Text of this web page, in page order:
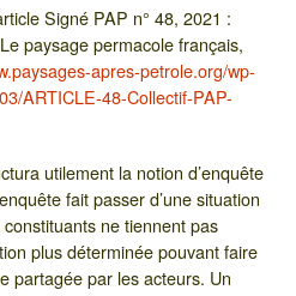
Signé PAP n° 48, 2021 :
paysage permacole français,
apres-petrole.org/wp-
ARTICLE-48-Collectif-PAP-
utilement la notion d’enquête
fait passer d’une situation
ne tiennent pas
plus déterminée pouvant faire
partagée par les acteurs. Un